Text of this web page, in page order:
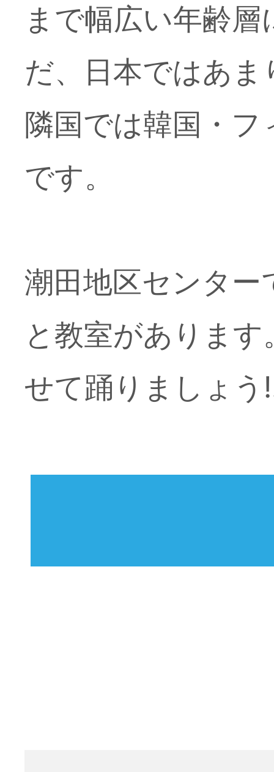
まで幅広い年齢
だ、日本ではあ
隣国では韓国・
です。
潮田地区センター
と教室がありま
せて踊りましょう